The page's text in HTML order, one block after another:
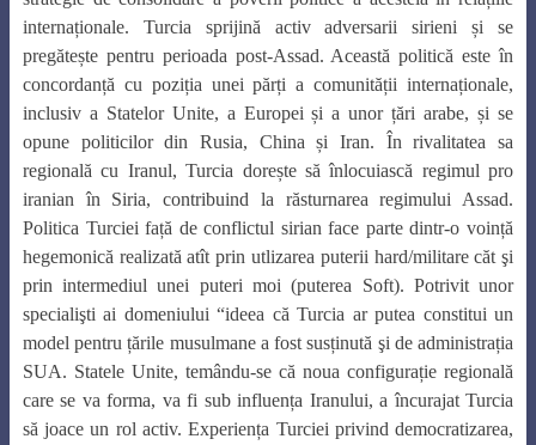
internaționale. Turcia sprijină activ adversarii sirieni și se
pregătește pentru perioada post-Assad. Această politică este în
concordanță cu poziția unei părți a comunității internaționale,
inclusiv a Statelor Unite, a Europei și a unor țări arabe, și se
opune politicilor din Rusia, China și Iran. În rivalitatea sa
regională cu Iranul, Turcia dorește să înlocuiască regimul pro
iranian în Siria, contribuind la răsturnarea regimului Assad.
Politica Turciei față de conflictul sirian face parte dintr-o voință
hegemonică realizată atît prin utlizarea puterii hard/militare căt şi
prin intermediul unei puteri moi (puterea Soft). Potrivit unor
specialişti ai domeniului “ideea că Turcia ar putea constitui un
model pentru țările musulmane a fost susținută şi de administrația
SUA. Statele Unite, temându-se că noua configurație regională
care se va forma, va fi sub influența Iranului, a încurajat Turcia
să joace un rol activ. Experiența Turciei privind democratizarea,